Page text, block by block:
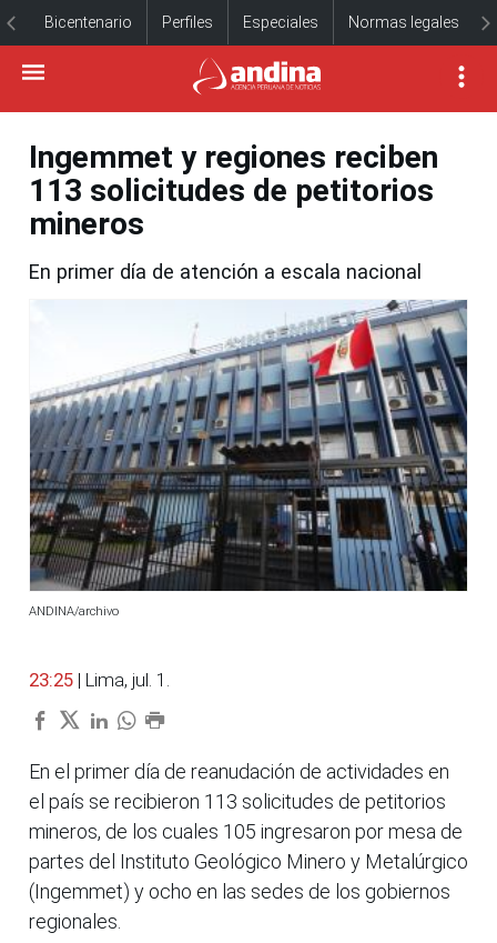
Bicentenario Perfiles Especiales Normas legales
Ingemmet y regiones reciben
113 solicitudes de petitorios
mineros
En primer día de atención a escala nacional
ANDINA/archivo
23:25 | Lima, jul. 1.
En el primer día de reanudación de actividades en
el país se recibieron 113 solicitudes de petitorios
mineros, de los cuales 105 ingresaron por mesa de
partes del Instituto Geológico Minero y Metalúrgico
(Ingemmet) y ocho en las sedes de los gobiernos
regionales.